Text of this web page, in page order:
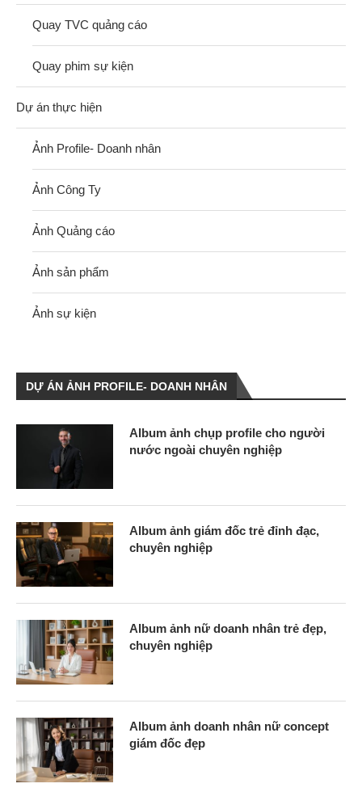
Quay TVC quảng cáo
Quay phim sự kiện
Dự án thực hiện
Ảnh Profile- Doanh nhân
Ảnh Công Ty
Ảnh Quảng cáo
Ảnh sản phẩm
Ảnh sự kiện
DỰ ÁN ẢNH PROFILE- DOANH NHÂN
Album ảnh chụp profile cho người
nước ngoài chuyên nghiệp
Album ảnh giám đốc trẻ đỉnh đạc,
chuyên nghiệp
Album ảnh nữ doanh nhân trẻ đẹp,
chuyên nghiệp
Album ảnh doanh nhân nữ concept
giám đốc đẹp